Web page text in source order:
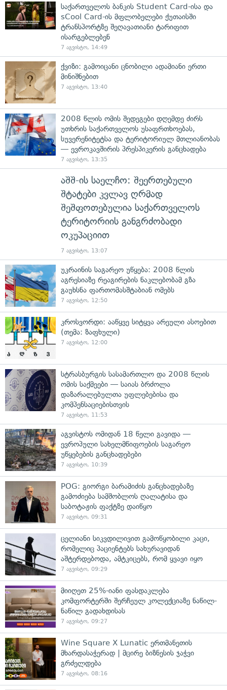
საქართველოს ბანკის Student Card-ისა და
sCool Card-ის მფლობელები ქუთაისში
ტრანსპორტზე შეღავათიანი ტარიფით
ისარგებლებენ
7 აგვისტო, 14:49
ქვიზი: გამოიცანი ცნობილი ადამიანი ერთი
მინიშნებით
7 აგვისტო, 13:40
2008 წლის ომის შედეგები დღემდე ძირს
უთხრის საქართველოს უსაფრთხოებას,
სუვერენიტეტსა და ტერიტორიულ მთლიანობას
— ევროკავშირის პრესპიკერის განცხადება
7 აგვისტო, 13:35
აშშ-ის საელჩო: შეერთებული
შტატები კვლავ ღრმად
შეშფოთებულია საქართველოს
ტერიტორიის განგრძობადი
ოკუპაციით
7 აგვისტო, 13:07
უკრაინის საგარეო უწყება: 2008 წლის
აგრესიაზე რეაგირების ნაკლებობამ გზა
გაუხსნა ფართომასშტაბიან ომებს
7 აგვისტო, 12:50
კროსვორდი: ააწყვე სიტყვა არეული ასოებით
(თემა: ზაფხული)
7 აგვისტო, 12:00
სტრასბურგის სასამართლო და 2008 წლის
ომის საქმეები — საიას ბრძოლა
დაზარალებულთა უფლებებისა და
კომპენსაციებისთვის
7 აგვისტო, 11:53
აგვისტოს ომიდან 18 წელი გავიდა —
ევროპული სახელმწიფოების საგარეო
უწყებების განცხადებები
7 აგვისტო, 10:39
POG: გიორგი ბარამიძის განცხადებაზე
გამოძიება სამშობლოს ღალატისა და
საბოტაჟის ფაქტზე დაიწყო
7 აგვისტო, 09:31
ცელიანი სიკვდილივით გამოწყობილი კაცი,
რომელიც პაციენტებს სახურავიდან
აშტერდებოდა, ამტკიცებს, რომ ყვავი იყო
7 აგვისტო, 09:29
მიიღეთ 25%-იანი ფასდაკლება
კომფორტერში შერჩეულ კოლექციაზე ნაწილ-
ნაწილ გადახდისას
7 აგვისტო, 09:27
Wine Square X Lunatic ერთმანეთის
მხარდასაჭერად | მცირე ბიზნესის ჯაჭვი
გრძელდება
7 აგვისტო, 08:16